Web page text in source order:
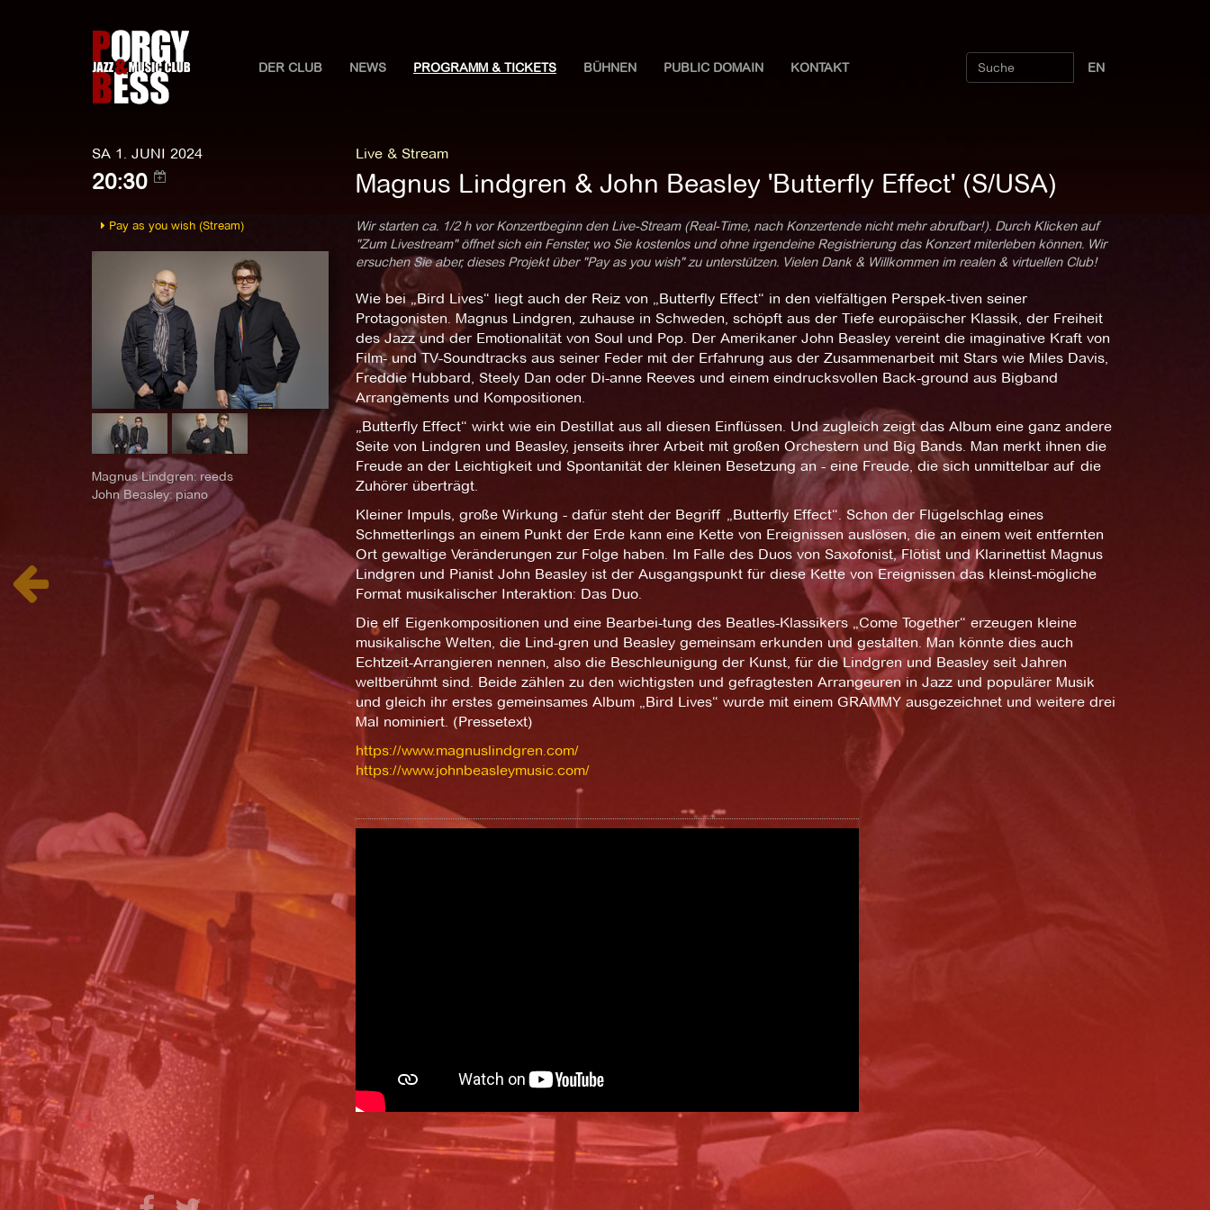
DER CLUB NEWS PROGRAMM & TICKETS BÜHNEN PUBLIC DOMAIN KONTAKT EN
SA 1. JUNI 2024
20:30
Live & Stream
Magnus Lindgren & John Beasley 'Butterfly Effect' (S/USA)
Pay as you wish (Stream)
Magnus Lindgren: reeds
John Beasley: piano
Wir starten ca. 1/2 h vor Konzertbeginn den Live-Stream (Real-Time, nach Konzertende nicht mehr abrufbar!). Durch Klicken auf
"Zum Livestream" öffnet sich ein Fenster, wo Sie kostenlos und ohne irgendeine Registrierung das Konzert miterleben können. Wir
ersuchen Sie aber, dieses Projekt über "Pay as you wish" zu unterstützen. Vielen Dank & Willkommen im realen & virtuellen Club!
Wie bei „Bird Lives“ liegt auch der Reiz von „Butterfly Effect“ in den vielfältigen Perspek-tiven seiner
Protagonisten. Magnus Lindgren, zuhause in Schweden, schöpft aus der Tiefe europäischer Klassik, der Freiheit
des Jazz und der Emotionalität von Soul und Pop. Der Amerikaner John Beasley vereint die imaginative Kraft von
Film- und TV-Soundtracks aus seiner Feder mit der Erfahrung aus der Zusammenarbeit mit Stars wie Miles Davis,
Freddie Hubbard, Steely Dan oder Di-anne Reeves und einem eindrucksvollen Back-ground aus Bigband
Arrangements und Kompositionen.
„Butterfly Effect“ wirkt wie ein Destillat aus all diesen Einflüssen. Und zugleich zeigt das Album eine ganz andere
Seite von Lindgren und Beasley, jenseits ihrer Arbeit mit großen Orchestern und Big Bands. Man merkt ihnen die
Freude an der Leichtigkeit und Spontanität der kleinen Besetzung an - eine Freude, die sich unmittelbar auf die
Zuhörer überträgt.
Kleiner Impuls, große Wirkung - dafür steht der Begriff „Butterfly Effect“. Schon der Flügelschlag eines
Schmetterlings an einem Punkt der Erde kann eine Kette von Ereignissen auslösen, die an einem weit entfernten
Ort gewaltige Veränderungen zur Folge haben. Im Falle des Duos von Saxofonist, Flötist und Klarinettist Magnus
Lindgren und Pianist John Beasley ist der Ausgangspunkt für diese Kette von Ereignissen das kleinst-mögliche
Format musikalischer Interaktion: Das Duo.
Die elf Eigenkompositionen und eine Bearbei-tung des Beatles-Klassikers „Come Together“ erzeugen kleine
musikalische Welten, die Lind-gren und Beasley gemeinsam erkunden und gestalten. Man könnte dies auch
Echtzeit-Arrangieren nennen, also die Beschleunigung der Kunst, für die Lindgren und Beasley seit Jahren
weltberühmt sind. Beide zählen zu den wichtigsten und gefragtesten Arrangeuren in Jazz und populärer Musik
und gleich ihr erstes gemeinsames Album „Bird Lives“ wurde mit einem GRAMMY ausgezeichnet und weitere drei
Mal nominiert. (Pressetext)
https://www.magnuslindgren.com/
https://www.johnbeasleymusic.com/